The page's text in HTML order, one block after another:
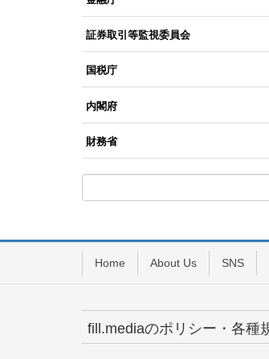
証券取引等監視委員会
国税庁
内閣府
財務省
Home About Us SNS
fill.mediaのポリシー・各種